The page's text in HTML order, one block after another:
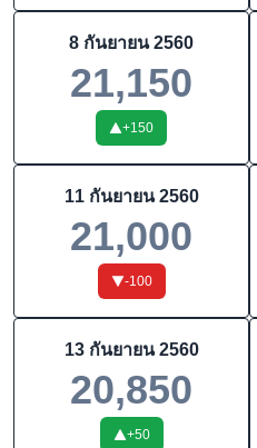
8 กันยายน 2560
21,150
+150
11 กันยายน 2560
21,000
-100
13 กันยายน 2560
20,850
+50